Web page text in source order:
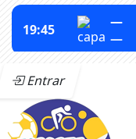
Entrar